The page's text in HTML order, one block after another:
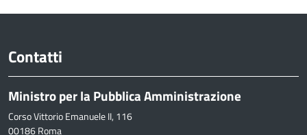
Contatti
Ministro per la Pubblica Amministrazione
Corso Vittorio Emanuele II, 116
00186 Roma